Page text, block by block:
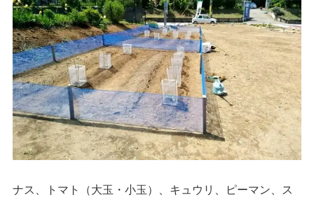
ナス、トマト（大玉・小玉）、キュウリ、ピーマン、ス